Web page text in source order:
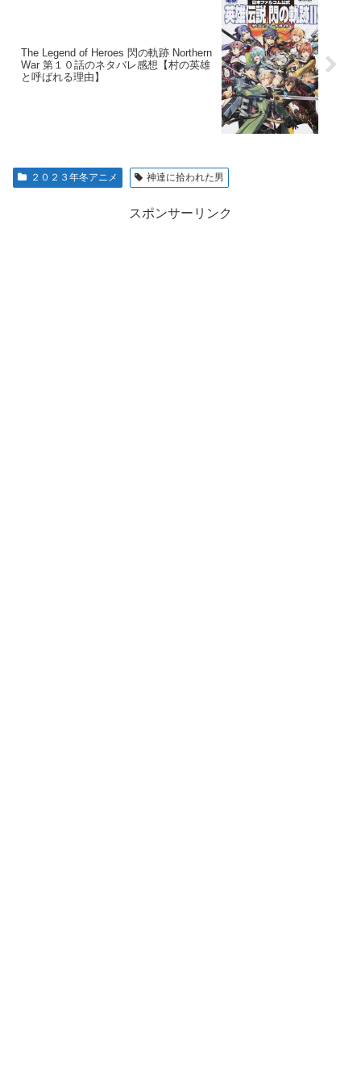
The Legend of Heroes 閃の軌跡 Northern
War 第１０話のネタバレ感想【村の英雄
と呼ばれる理由】
２０２３年冬アニメ 神達に拾われた男
スポンサーリンク